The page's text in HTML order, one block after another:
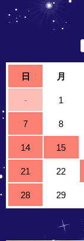
日 月
- 1
7 8
14 15
21 22
28 29